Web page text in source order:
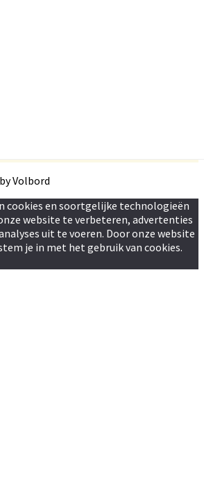
Volbord
cookies en soortgelijke technologieën
website te verbeteren, advertenties
uit te voeren. Door onze website
je in met het gebruik van cookies.